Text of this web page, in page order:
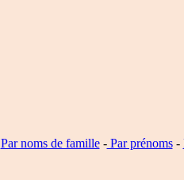
Par noms de famille-Par prénoms-